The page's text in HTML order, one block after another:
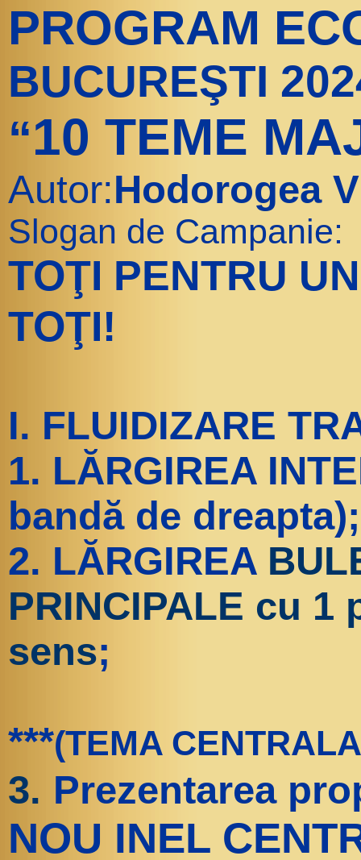
PROGRAM
BUCUREŞTI
“10 TEME
Autor:Hodorogea
Slogan de Campanie:
TOŢI PENTRU
TOŢI!
I. FLUIDIZARE
1. LĂRGIREA
bandă de dreapta);
2. LĂRGIREA
PRINCIPALE cu 1
sens;
***(TEMA
3. Prezentarea
NOU INEL